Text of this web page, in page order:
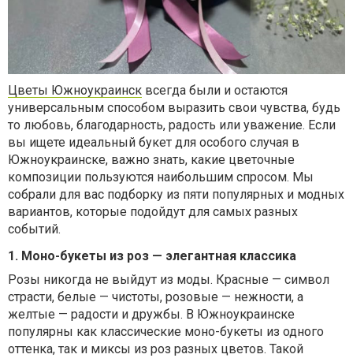
Цветы Южноукраинск всегда были и остаются
универсальным способом выразить свои чувства, будь
то любовь, благодарность, радость или уважение. Если
вы ищете идеальный букет для особого случая в
Южноукраинске, важно знать, какие цветочные
композиции пользуются наибольшим спросом. Мы
собрали для вас подборку из пяти популярных и модных
вариантов, которые подойдут для самых разных
событий.
1. Моно-букеты из роз — элегантная классика
Розы никогда не выйдут из моды. Красные — символ
страсти, белые — чистоты, розовые — нежности, а
желтые — радости и дружбы. В Южноукраинске
популярны как классические моно-букеты из одного
оттенка, так и миксы из роз разных цветов. Такой